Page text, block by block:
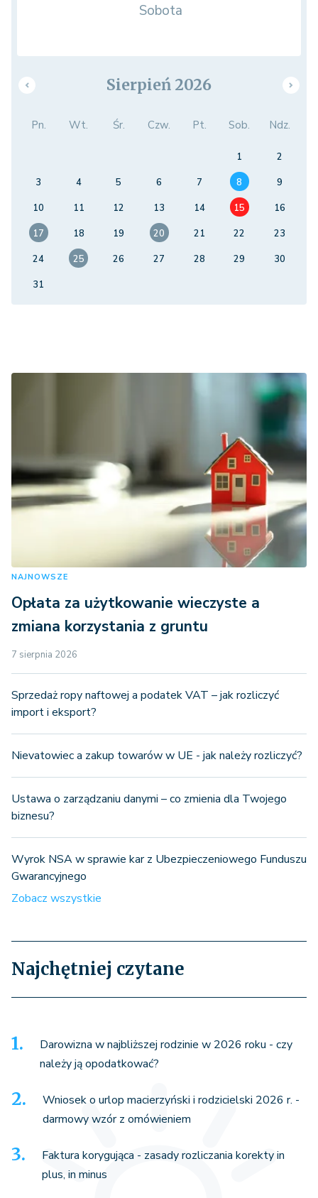
Sobota
Sierpień 2026
Pn. Wt. Śr. Czw. Pt. Sob. Ndz.
1
2
3
4 5 6 7 8
9
10
11 12 13 14 15
16
17
18 19 20 21 22
23
24
25 26 27 28 29
30
31
NAJNOWSZE
Opłata za użytkowanie wieczyste a
zmiana korzystania z gruntu
7 sierpnia 2026
Sprzedaż ropy naftowej a podatek VAT – jak rozliczyć
import i eksport?
Nievatowiec a zakup towarów w UE - jak należy rozliczyć?
Ustawa o zarządzaniu danymi – co zmienia dla Twojego
biznesu?
Wyrok NSA w sprawie kar z Ubezpieczeniowego Funduszu
Gwarancyjnego
Zobacz wszystkie
Najchętniej czytane
Darowizna w najbliższej rodzinie w 2026 roku - czy
należy ją opodatkować?
Wniosek o urlop macierzyński i rodzicielski 2026 r. -
darmowy wzór z omówieniem
Faktura korygująca - zasady rozliczania korekty in
plus, in minus